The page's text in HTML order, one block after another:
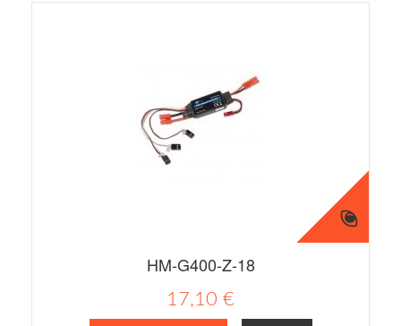
HM-G400-Z-18
17,10 €